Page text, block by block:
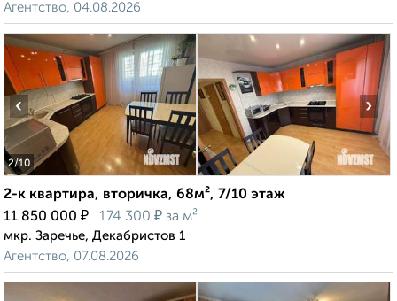
Агентство, 04.08.2026
2/10
‹ ›
2-к квартира, вторичка, 68м², 7/10 этаж
11 850 000 ₽ 174 300 ₽ за м²
мкр. Заречье, Декабристов 1
Агентство, 07.08.2026